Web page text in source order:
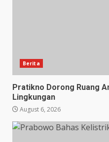
Berita
Pratikno Dorong Ruang
Lingkungan
August 6, 2026